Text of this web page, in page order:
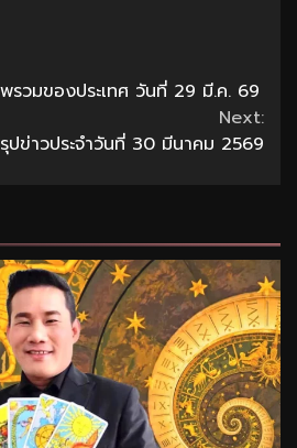
วมของประเทศ วันที่ 29 มี.ค. 69
Next:
ปข่าวประจำวันที่ 30 มีนาคม 2569